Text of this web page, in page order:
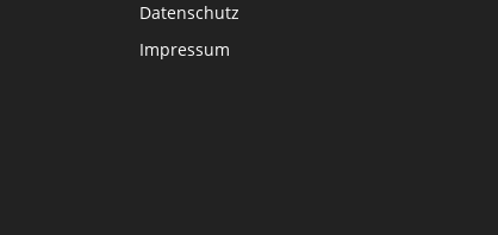
Datenschutz
Impressum